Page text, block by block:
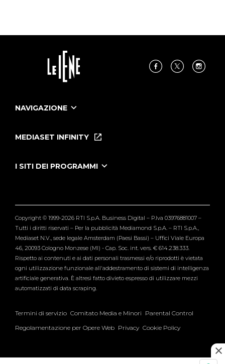
NAVIGAZIONE
Le Iene Presentano Inside
Tutti i servizi
MEDIASET INFINITY
I SITI DEI PROGRAMMI
Verissimo
Copyright © 1999-2026 RTI S.p.A. Business Digital – P.Iva 03976881007 –
Tutti i diritti riservati – Per la pubblicità Mediamond S.p.A. – RTI S.p.A.,
Mediaset N.V., sede legale Amsterdam (Paesi Bassi) – Uffici Viale Europa
46, 20093 Cologno Monzese (MI) - Cap. Soc. int. vers. € 614.238.333.
Rispetto ai contenuti e ai dati personali trasmessi e/o riprodotti è vietata
ogni utilizzazione funzionale all'addestramento di sistemi di intelligenza
artificiale generativa. È altresì fatto divieto espresso di utilizzare mezzi
automatizzati di data scraping.
Termini di servizio Comitato Media e Minori Parental Control
Regolamentazione per Opere Web Privacy Cookie Policy